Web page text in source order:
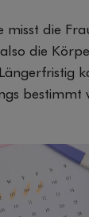
misst die
die
bestimmt